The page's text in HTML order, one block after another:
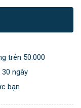
trên 50.000
ngày
bạn